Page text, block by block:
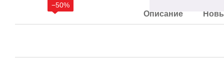
−50%
Описание